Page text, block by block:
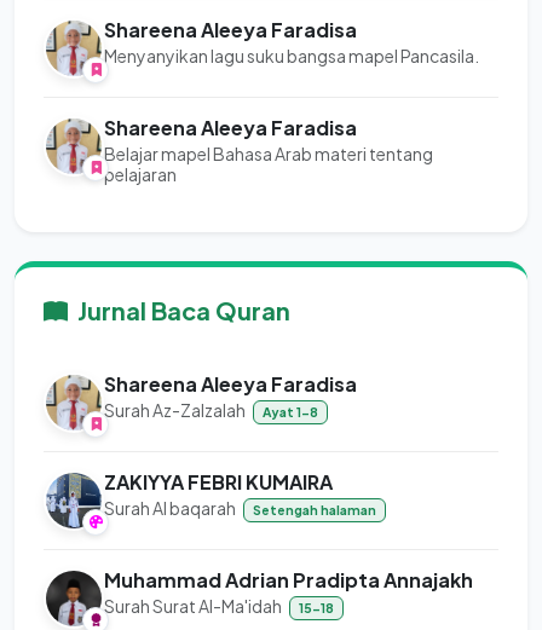
Shareena Aleeya Faradisa
Menyanyikan lagu suku bangsa mapel Pancasila.
Shareena Aleeya Faradisa
Belajar mapel Bahasa Arab materi tentang
pelajaran
Jurnal Baca Quran
Shareena Aleeya Faradisa
Surah Az-Zalzalah Ayat 1-8
ZAKIYYA FEBRI KUMAIRA
Surah Al baqarah Setengah halaman
Muhammad Adrian Pradipta Annajakh
Surah Surat Al-Ma'idah 15-18